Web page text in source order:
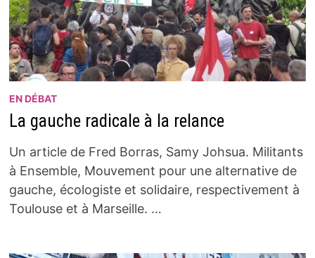
EN DÉBAT
La gauche radicale à la relance
Un article de Fred Borras, Samy Johsua. Militants
à Ensemble, Mouvement pour une alternative de
gauche, écologiste et solidaire, respectivement à
Toulouse et à Marseille. …